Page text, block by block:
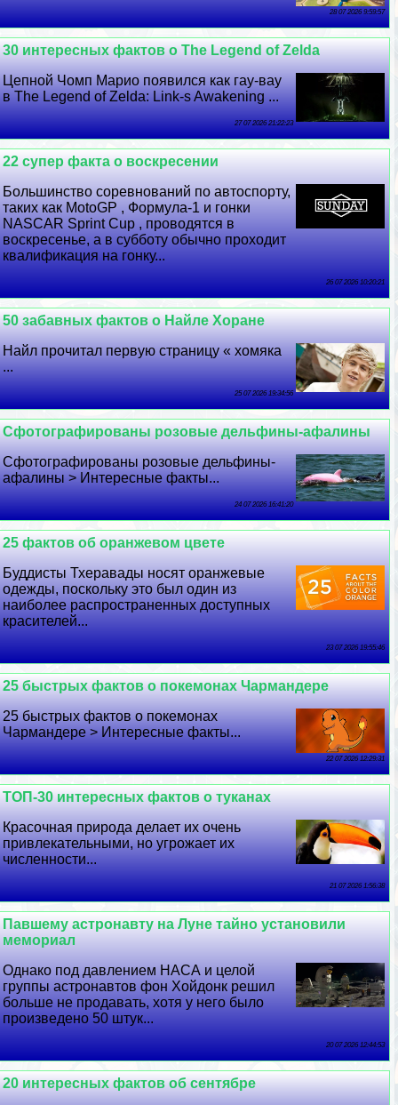
28 07 2026 9:59:57
30 интересных фактов о The Legend of Zelda
Цепной Чомп Марио появился как гау-вау
в The Legend of Zelda: Link-s Awakening ...
27 07 2026 21:22:23
22 супер факта о воскресении
Большинство соревнований по автоспорту,
таких как MotoGP , Формула-1 и гонки
NASCAR Sprint Cup , проводятся в
воскресенье, а в субботу обычно проходит
квалификация на гонку...
26 07 2026 10:20:21
50 забавных фактов о Найле Хоране
Найл прочитал первую страницу « хомяка
...
25 07 2026 19:34:56
Сфотографированы розовые дельфины-афалины
Сфотографированы розовые дельфины-
афалины > Интересные факты...
24 07 2026 16:41:20
25 фактов об оранжевом цвете
Буддисты Тхеравады носят оранжевые
одежды, поскольку это был один из
наиболее распространенных доступных
красителей...
23 07 2026 19:55:46
25 быстрых фактов о покемонах Чармaндере
25 быстрых фактов о покемонах
Чармaндере > Интересные факты...
22 07 2026 12:29:31
ТОП-30 интересных фактов о туканах
Красочная природа делает их очень
привлекательными, но угрожает их
численности...
21 07 2026 1:56:38
Павшему астронавту на Луне тайно установили
мемориал
Однако под давлением НАСА и целой
группы астронавтов фон Хойдонк решил
больше не продавать, хотя у него было
произведено 50 штук...
20 07 2026 12:44:53
20 интересных фактов об сентябре